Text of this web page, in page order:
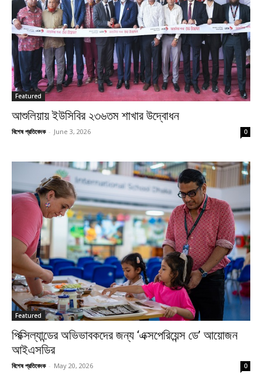
Featured
আশুলিয়ায় ইউসিবির ২৩৬তম শাখার উদ্বোধন
বিশেষ প্রতিবেদক - June 3, 2026 0
Featured
পিক্সিল্যান্ডের অভিভাবকদের জন্য ‘এক্সপেরিয়েন্স ডে’ আয়োজন
আইএসডির
বিশেষ প্রতিবেদক - May 20, 2026 0